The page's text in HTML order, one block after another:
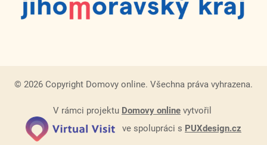
© 2026 Copyright Domovy online. Všechna práva vyhrazena.
V rámci projektu Domovy online vytvořil
ve spolupráci s PUXdesign.cz